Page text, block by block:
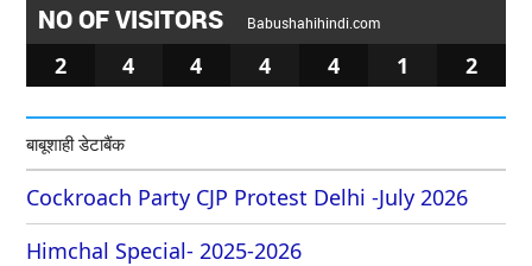
NO OF VISITORS Babushahihindi.com
2 4 4 4 4 1 2
बाबूशाही डेटाबैंक
Cockroach Party CJP Protest Delhi -July 2026
Himchal Special- 2025-2026